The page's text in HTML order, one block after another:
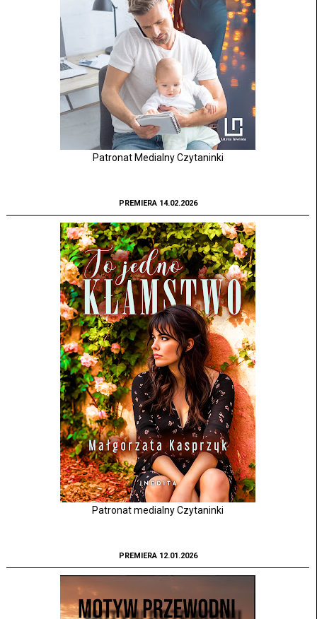
Patronat Medialny Czytaninki
PREMIERA 14.02.2026
Patronat medialny Czytaninki
PREMIERA 12.01.2026